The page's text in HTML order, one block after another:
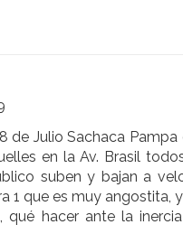
de Julio Sachaca
en la Av. Brasil
suben y bajan a
1 que es muy angostita,
qué hacer ante la